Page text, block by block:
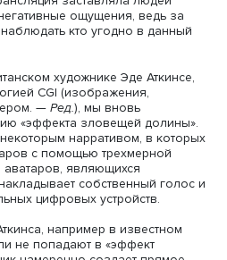
Линн Хершман Лисон, фото:
реальной жизнью. И до тех пор,
людям может даже быть